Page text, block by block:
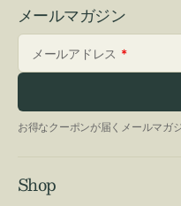
Shop
メールマガジン
メールアドレス
お得なクーポンが届くメールマガ